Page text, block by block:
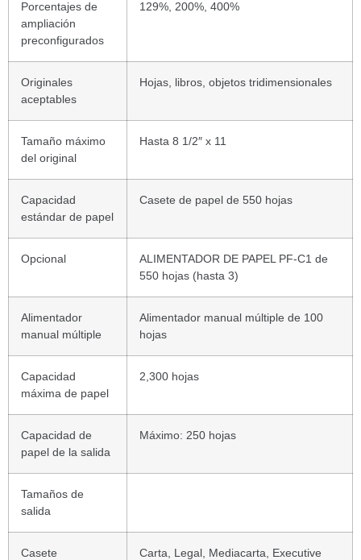
Porcentajes de
ampliación
preconfigurados
129%, 200%, 400%
Originales
aceptables
Hojas, libros, objetos tridimensionales
Tamaño máximo
del original
Hasta 8 1/2″ x 11
Capacidad
estándar de papel
Casete de papel de 550 hojas
Opcional
ALIMENTADOR DE PAPEL PF-C1 de
550 hojas (hasta 3)
Alimentador
manual múltiple
Alimentador manual múltiple de 100
hojas
Capacidad
máxima de papel
2,300 hojas
Capacidad de
papel de la salida
Máximo: 250 hojas
Tamaños de
salida
Casete Carta, Legal, Mediacarta, Executive